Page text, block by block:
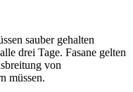
sauber gehalten
drei Tage. Fasane gelten
von
müssen.